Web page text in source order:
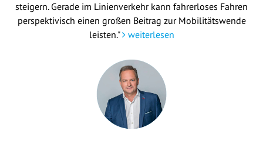
steigern. Gerade im Linienverkehr kann fahrerloses Fahren
perspektivisch einen großen Beitrag zur Mobilitätswende
leisten." weiterlesen